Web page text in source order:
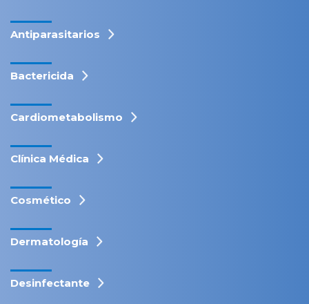
Antiparasitarios
Bactericida
Cardiometabolismo
Clínica Médica
Cosmético
Dermatología
Desinfectante